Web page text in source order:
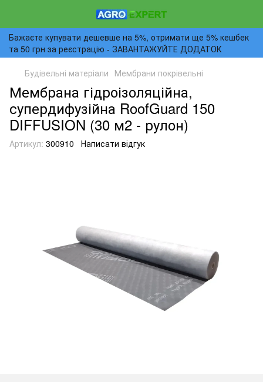
Бажаєте купувати дешевше на 5%, отримати ще 5% кешбек
та 50 грн за реєстрацію - ЗАВАНТАЖУЙТЕ ДОДАТОК
Будівельні матеріали Мембрани покрівельні
Мембрана гідроізоляційна,
супердифузійна RoofGuard 150
DIFFUSION (30 м2 - рулон)
Артикул: 300910 Написати відгук